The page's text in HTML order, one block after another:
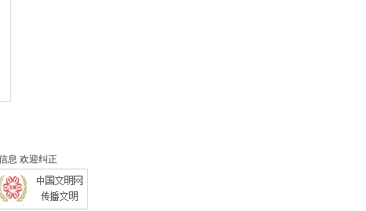
息 欢迎纠正